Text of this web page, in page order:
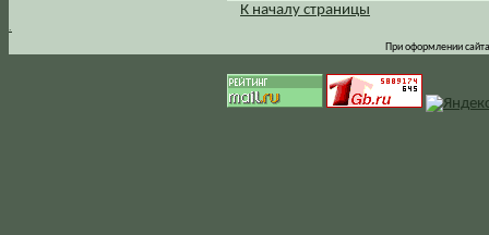
.
К началу страницы
При оформлении